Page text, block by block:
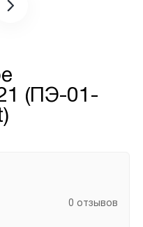
(ПЭ-01-
0 отзывов